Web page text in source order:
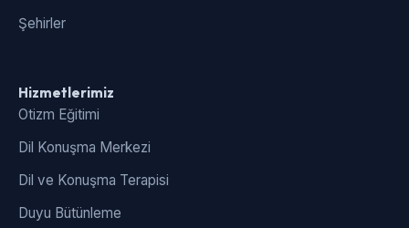
Şehirler
Hizmetlerimiz
Otizm Eğitimi
Dil Konuşma Merkezi
Dil ve Konuşma Terapisi
Duyu Bütünleme